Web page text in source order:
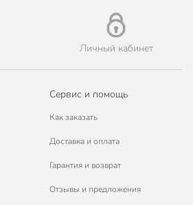
АВДТ 32 C10
190 г
Личный кабинет
Сервис и помощь
Как заказать
Доставка и оплата
Гарантия и возврат
Отзывы и предложения